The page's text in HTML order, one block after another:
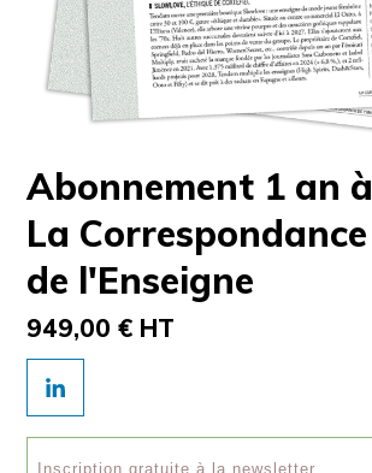
Abonnement 1 an à
La Correspondance
de l'Enseigne
949,00 € HT